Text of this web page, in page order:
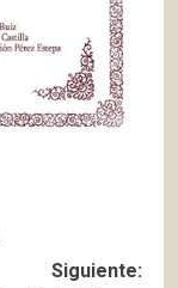
Siguiente: